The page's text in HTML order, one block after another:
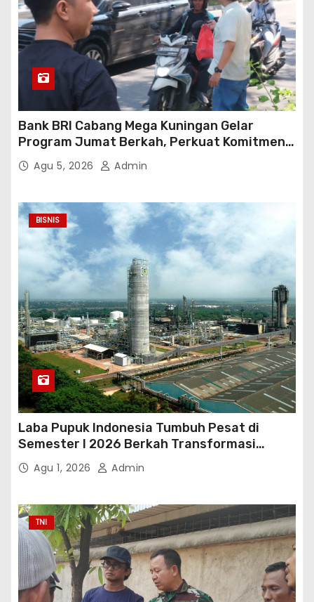
Bank BRI Cabang Mega Kuningan Gelar
Program Jumat Berkah, Perkuat Komitmen
untuk Saling Berbagai Kepada Masyarakat
Sekitar Kawasan Mega Kuningan
Agu 5, 2026 Admin
BISNIS
Laba Pupuk Indonesia Tumbuh Pesat di
Semester I 2026 Berkah Transformasi
Danantara
Agu 1, 2026 Admin
TNI